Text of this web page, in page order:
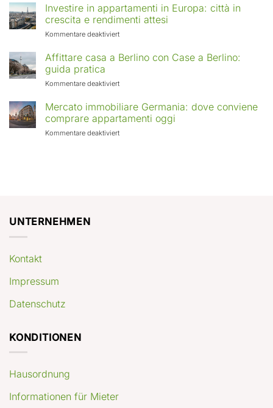
Investire in appartamenti in Europa: città in
crescita e rendimenti attesi
Kommentare deaktiviertfür
in
Europa:
in
crescita
rendimenti
Affittare casa a Berlino con Case a Berlino:
guida pratica
Kommentare deaktiviertfür
casa
a
Berlino
con
Mercato immobiliare Germania: dove conviene
comprare appartamenti oggi
Kommentare deaktiviertfür
UNTERNEHMEN
Kontakt
Impressum
Datenschutz
KONDITIONEN
Hausordnung
Informationen für Mieter